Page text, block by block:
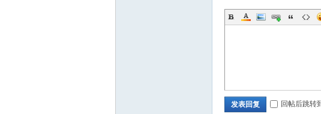
发表回复 回帖后跳转